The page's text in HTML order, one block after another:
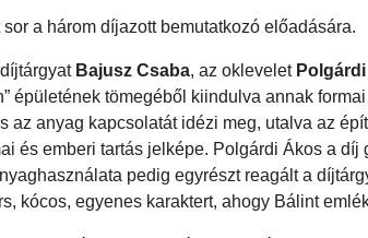
a három díjazott bemutatkozó előadására.
Bajusz Csaba, az oklevelet
épületének tömegéből kiindulva annak
az anyag kapcsolatát idézi meg, utalva az
és emberi tartás jelképe. Polgárdi Ákos a díj
pedig egyrészt reagált a
kócos, egyenes karaktert, ahogy Bálint